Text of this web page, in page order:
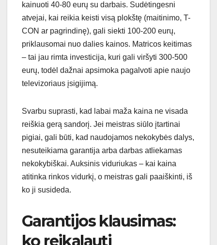
kainuoti 40-80 eurų su darbais. Sudėtingesni
atvejai, kai reikia keisti visą plokštę (maitinimo, T-
CON ar pagrindinę), gali siekti 100-200 eurų,
priklausomai nuo dalies kainos. Matricos keitimas
– tai jau rimta investicija, kuri gali viršyti 300-500
eurų, todėl dažnai apsimoka pagalvoti apie naujo
televizoriaus įsigijimą.
Svarbu suprasti, kad labai maža kaina ne visada
reiškia gerą sandorį. Jei meistras siūlo įtartinai
pigiai, gali būti, kad naudojamos nekokybės dalys,
nesuteikiama garantija arba darbas atliekamas
nekokybiškаi. Auksinis viduriukas – kai kaina
atitinka rinkos vidurkį, o meistras gali paaiškinti, iš
ko ji susideda.
Garantijos klausimas:
ko reikalauti